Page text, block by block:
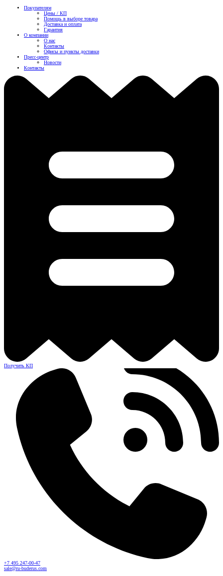
Покупателям
Цены / КП
Помощь в выборе товара
Доставка и оплата
Гарантия
О компании
О нас
Контакты
Офисы и пункты доставки
Пресс-центр
Новости
Контакты
Получить КП
+7 495 247-00-47
sale@ru-buderus.com